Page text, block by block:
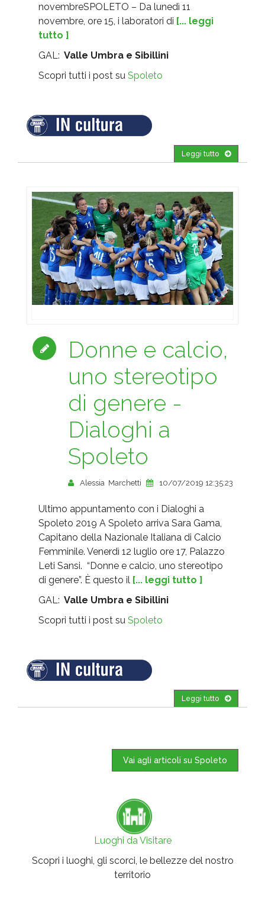
novembreSPOLETO – Da lunedì 11
novembre, ore 15, i laboratori di [... leggi
tutto ]
GAL: Valle Umbra e Sibillini
Scopri tutti i post su Spoleto
Leggi tutto
Donne e calcio,
uno stereotipo
di genere -
Dialoghi a
Spoleto
Alessia Marchetti 10/07/2019 12:35:23
Ultimo appuntamento con i Dialoghi a
Spoleto 2019 A Spoleto arriva Sara Gama,
Capitano della Nazionale Italiana di Calcio
Femminile. Venerdì 12 luglio ore 17, Palazzo
Leti Sansi. “Donne e calcio, uno stereotipo
di genere”. È questo il [... leggi tutto ]
GAL: Valle Umbra e Sibillini
Scopri tutti i post su Spoleto
Leggi tutto
Vai agli articoli su Spoleto
Luoghi da Visitare
Scopri i luoghi, gli scorci, le bellezze del nostro
territorio